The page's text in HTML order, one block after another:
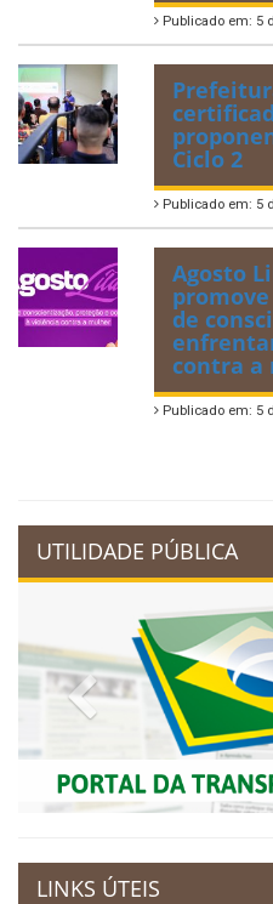
Publicado em: 5
Ciclo 2
Publicado em: 5
Agosto
de
contra a
Publicado em: 5
UTILIDADE PÚBLICA
Previous
LINKS ÚTEIS